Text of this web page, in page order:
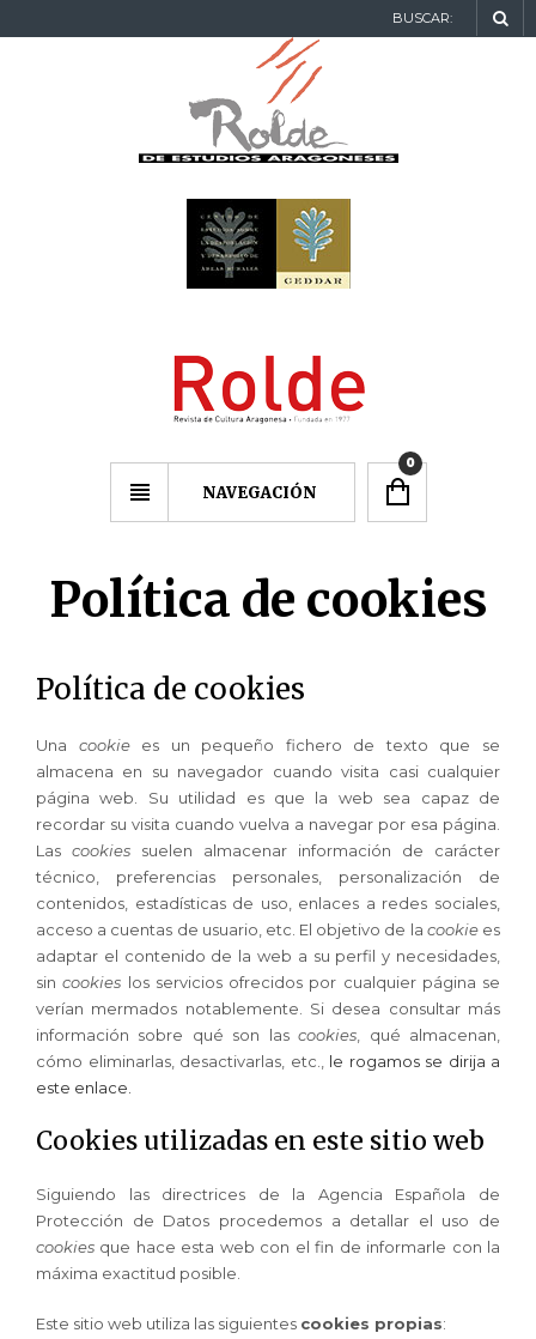
BUSCAR:
NAVEGACIÓN
0
Política de cookies
Política de cookies
Una cookiees un pequeño fichero de texto que se
almacena en su navegador cuando visita casi cualquier
página web. Su utilidad es que la web sea capaz de
recordar su visita cuando vuelva a navegar por esa página.
Las cookies suelen almacenar información de carácter
técnico, preferencias personales, personalización de
contenidos, estadísticas de uso, enlaces a redes sociales,
acceso a cuentas de usuario, etc. El objetivo de la cookiees
adaptar el contenido de la web a su perfil y necesidades,
sincookies los servicios ofrecidos por cualquier página se
verían mermados notablemente. Si desea consultar más
información sobre qué son lascookies , qué almacenan,
cómo eliminarlas, desactivarlas, etc., le rogamos se dirija a
este enlace.
Cookies utilizadas en este sitio web
Siguiendo las directrices de la Agencia Española de
Protección de Datos procedemos a detallar el uso de
cookies que hace esta web con el fin de informarle con la
máxima exactitud posible.
Este sitio web utiliza las siguientes cookies propias: